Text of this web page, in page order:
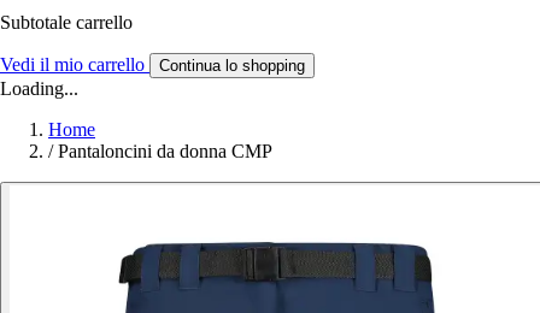
Subtotale carrello
Vedi il mio carrello Continua lo shopping
Loading...
Home
/ Pantaloncini da donna CMP